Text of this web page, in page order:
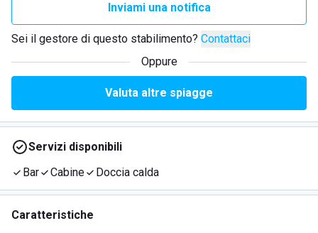
Inviami una notifica
Sei il gestore di questo stabilimento? Contattaci
Oppure
Valuta altre spiagge
Servizi disponibili
Bar
Cabine Doccia calda
Caratteristiche